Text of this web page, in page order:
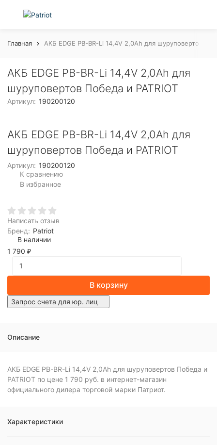
Главная АКБ EDGE PB-BR-Li 14,4V 2,0Ah для шуруповертов
АКБ EDGE PB-BR-Li 14,4V 2,0Ah для
шуруповертов Победа и PATRIOT
Артикул: 190200120
АКБ EDGE PB-BR-Li 14,4V 2,0Ah для
шуруповертов Победа и PATRIOT
Артикул: 190200120
К сравнению
В избранное
Написать отзыв
Бренд: Patriot
В наличии
1 790 ₽
В корзину
Запрос счета для юр. лиц
Описание
АКБ EDGE PB-BR-Li 14,4V 2,0Ah для шуруповертов Победа и
PATRIOT по цене 1 790 руб. в интернет-магазин
официального дилера торговой марки Патриот.
Характеристики